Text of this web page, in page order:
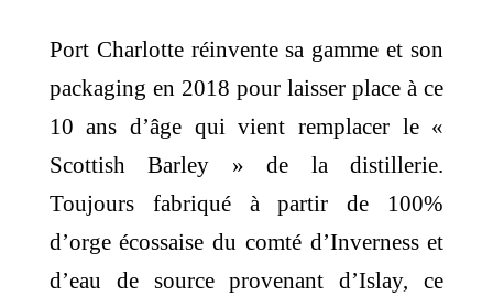
initial
était :
74,00 €.
actuel
est :
70,00 €.
Port Charlotte réinvente sa gamme et son
packaging en 2018 pour laisser place à ce
10 ans d’âge qui vient remplacer le «
Scottish Barley » de la distillerie.
Toujours fabriqué à partir de 100%
d’orge écossaise du comté d’Inverness et
d’eau de source provenant d’Islay, ce